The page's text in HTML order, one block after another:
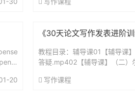
20
《30天论文写作发表进阶
教程目录：辅导课01【辅导课
答疑.mp402【辅导课】（二）
写作课程